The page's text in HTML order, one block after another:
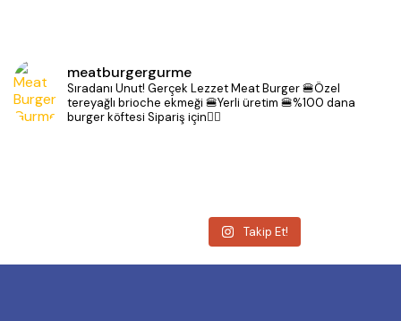
meatburgergurme
Sıradanı Unut! Gerçek Lezzet Meat Burger🍔Özel
tereyağlı brioche ekmeği 🍔Yerli üretim 🍔%100 dana
burger köftesi Sipariş için👇🏻
Takip Et!